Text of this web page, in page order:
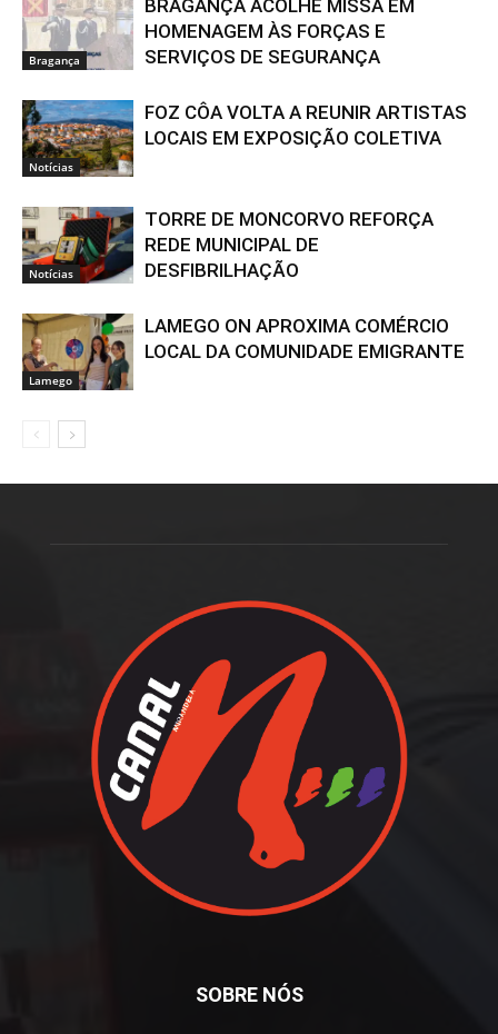
Bragança
BRAGANÇA ACOLHE MISSA EM
HOMENAGEM ÀS FORÇAS E
SERVIÇOS DE SEGURANÇA
Notícias
FOZ CÔA VOLTA A REUNIR ARTISTAS
LOCAIS EM EXPOSIÇÃO COLETIVA
Notícias
TORRE DE MONCORVO REFORÇA
REDE MUNICIPAL DE
DESFIBRILHAÇÃO
Lamego
LAMEGO ON APROXIMA COMÉRCIO
LOCAL DA COMUNIDADE EMIGRANTE
SOBRE NÓS